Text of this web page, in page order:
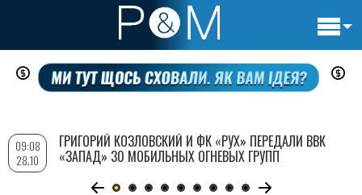
Перейти
содержанию
09:08
28.10
ГРИГОРИЙ КОЗЛОВСКИЙ И ФК «РУХ» ПЕРЕДАЛИ ВВК
«ЗАПАД» 30 МОБИЛЬНЫХ ОГНЕВЫХ ГРУПП